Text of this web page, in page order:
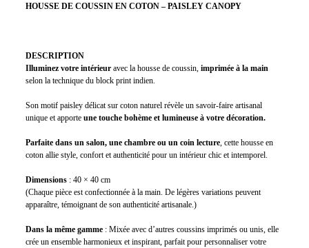
HOUSSE DE COUSSIN EN COTON – PAISLEY CANOPY
DESCRIPTION
Illuminez votre intérieur avec la housse de coussin, imprimée à la main
selon la technique du block print indien.
Son motif paisley délicat sur coton naturel révèle un savoir-faire artisanal
unique et apporte une touche bohème et lumineuse à votre décoration.
Parfaite dans un salon, une chambre ou un coin lecture , cette housse en
coton allie style, confort et authenticité pour un intérieur chic et intemporel.
Dimensions : 40 × 40 cm
(Chaque pièce est confectionnée à la main. De légères variations peuvent
apparaître, témoignant de son authenticité artisanale.)
Dans la même gamme : Mixée avec d’autres coussins imprimés ou unis, elle
crée un ensemble harmonieux et inspirant, parfait pour personnaliser votre